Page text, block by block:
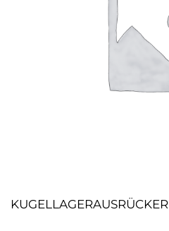
KUGELLAGERAUSRÜCKER